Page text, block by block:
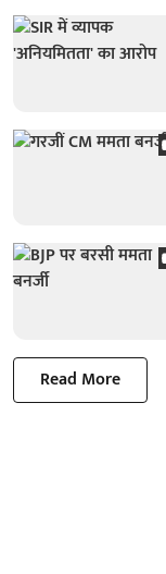
Read More